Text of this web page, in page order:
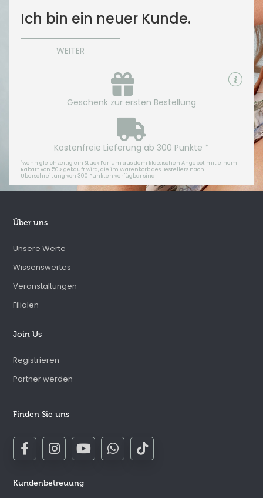
Ich bin ein neuer Kunde.
WEITER
Geschenk zur ersten Bestellung
Kostenfreie Lieferung ab 300 Punkte *
*wenn gleichzeitig ein Stück Parfüm aus dem klassischen Angebot mit einem
Rabatt von 50% gekauft wird, die im Warenkorb des Bestellers nach
Überschreitung von 300 Punkten verfügbar sind
Über uns
Unsere Werte
Wissenswertes
Veranstaltungen
Filialen
Join Us
Registrieren
Partner werden
Finden Sie uns
Kundenbetreuung